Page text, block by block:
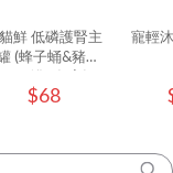
鮮 低磷護腎主
(蜂子蛹&豬肉)
80g/罐 - (1入)
$68
寵輕